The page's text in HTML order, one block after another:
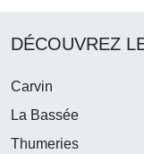
DÉCOUVREZ
Carvin
La Bassée
Thumeries